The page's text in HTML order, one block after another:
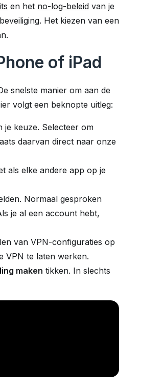
en het no-log-beleid van je
Het kiezen van een
of iPad
snelste manier om aan de
volgt een beknopte uitleg:
je keuze. Selecteer om
daarvan direct naar onze
als elke andere app op je
Normaal gesproken
je al een account hebt,
van VPN-configuraties op
VPN te laten werken.
maken tikken. In slechts